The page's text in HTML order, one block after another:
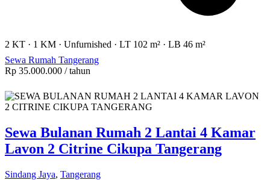
2 KT · 1 KM · Unfurnished · LT 102 m² · LB 46 m²
Sewa Rumah Tangerang
Rp 35.000.000 / tahun
Sewa Bulanan Rumah 2 Lantai 4 Kamar
Lavon 2 Citrine Cikupa Tangerang
Sindang Jaya, Tangerang